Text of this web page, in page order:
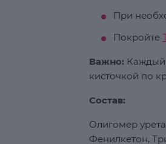
При
Покройте
Важно: Каждый
кисточкой по
Состав:
Олигомер
Фенилкетон,